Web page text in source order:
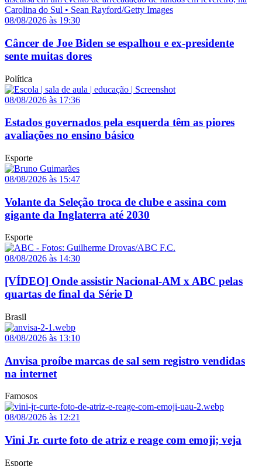
08/08/2026 às 19:30
Câncer de Joe Biden se espalhou e ex-presidente
sente muitas dores
Política
08/08/2026 às 17:36
Estados governados pela esquerda têm as piores
avaliações no ensino básico
Esporte
08/08/2026 às 15:47
Volante da Seleção troca de clube e assina com
gigante da Inglaterra até 2030
Esporte
08/08/2026 às 14:30
[VÍDEO] Onde assistir Nacional-AM x ABC pelas
quartas de final da Série D
Brasil
08/08/2026 às 13:10
Anvisa proíbe marcas de sal sem registro vendidas
na internet
Famosos
08/08/2026 às 12:21
Vini Jr. curte foto de atriz e reage com emoji; veja
Esporte